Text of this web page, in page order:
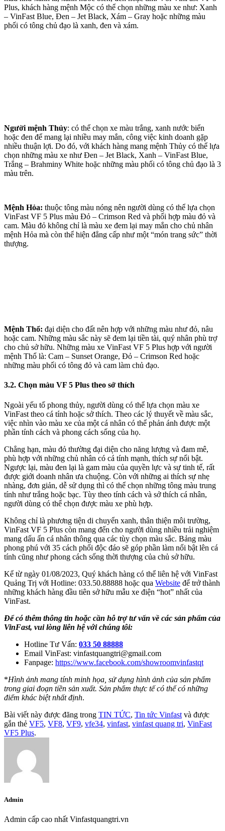
Plus, khách hàng mệnh Mộc có thể chọn những màu xe như: Xanh
– VinFast Blue, Đen – Jet Black, Xám – Gray hoặc những màu
phối có tông chủ đạo là xanh, đen và xám.
Người mệnh Thủy: có thể chọn xe màu trắng, xanh nước biển
hoặc đen để mang lại nhiều may mắn, công việc kinh doanh gặp
nhiều thuận lợi. Do đó, với khách hàng mang mệnh Thủy có thể lựa
chọn những màu xe như Đen – Jet Black, Xanh – VinFast Blue,
Trắng – Brahminy White hoặc những màu phối có tông chủ đạo là 3
màu trên.
Mệnh Hỏa: thuộc tông màu nóng nên người dùng có thể lựa chọn
VinFast VF 5 Plus màu Đỏ – Crimson Red và phối hợp màu đỏ và
cam. Màu đỏ không chỉ là màu xe đem lại may mắn cho chủ nhân
mệnh Hỏa mà còn thể hiện đẳng cấp như một “món trang sức” thời
thượng.
Mệnh Thổ: đại diện cho đất nên hợp với những màu như đỏ, nâu
hoặc cam. Những màu sắc này sẽ đem lại tiền tài, quý nhân phù trợ
cho chủ sở hữu. Những màu xe VinFast VF 5 Plus hợp với người
mệnh Thổ là: Cam – Sunset Orange, Đỏ – Crimson Red hoặc
những màu phối có tông đỏ và cam làm chủ đạo.
3.2. Chọn màu VF 5 Plus theo sở thích
Ngoài yếu tố phong thủy, người dùng có thể lựa chọn màu xe
VinFast theo cá tính hoặc sở thích. Theo các lý thuyết về màu sắc,
việc nhìn vào màu xe của một cá nhân có thể phản ánh được một
phần tính cách và phong cách sống của họ.
Chẳng hạn, màu đỏ thường đại diện cho năng lượng và đam mê,
phù hợp với những chủ nhân có cá tính mạnh, thích sự nổi bật.
Ngược lại, màu đen lại là gam màu của quyền lực và sự tinh tế, rất
được giới doanh nhân ưa chuộng. Còn với những ai thích sự nhẹ
nhàng, đơn giản, dễ sử dụng thì có thể chọn những tông màu trung
tính như trắng hoặc bạc. Tùy theo tính cách và sở thích cá nhân,
người dùng có thể chọn được màu xe phù hợp.
Không chỉ là phương tiện di chuyển xanh, thân thiện môi trường,
VinFast VF 5 Plus còn mang đến cho người dùng nhiều trải nghiệm
mang dấu ấn cá nhân thông qua các tùy chọn màu sắc. Bảng màu
phong phú với 35 cách phối độc đáo sẽ góp phần làm nổi bật lên cá
tính cũng như phong cách sống thời thượng của chủ sở hữu.
Kể từ ngày 01/08/2023, Quý khách hàng có thể liên hệ với VinFast
Quảng Trị với Hotline: 033.50.88888 hoặc qua Website để trở thành
những khách hàng đầu tiên sở hữu mẫu xe điện “hot” nhất của
VinFast.
Để có thêm thông tin hoặc cần hỗ trợ tư vấn về các sản phẩm của
VinFast, vui lòng liên hệ với chúng tôi:
Hotline Tư Vấn: 033 50 88888
Email VinFast: vinfastquangtri@gmail.com
Fanpage: https://www.facebook.com/showroomvinfastqt
*Hình ảnh mang tính minh họa, sử dụng hình ảnh của sản phẩm
trong giai đoạn tiền sản xuất. Sản phẩm thực tế có thể có những
điểm khác biệt nhất định.
Bài viết này được đăng trong TIN TỨC, Tin tức Vinfast và được
gắn thẻ VF5, VF8, VF9, vfe34, vinfast, vinfast quang tri, VinFast
VF5 Plus.
Admin
Admin cấp cao nhất Vinfastquangtri.vn